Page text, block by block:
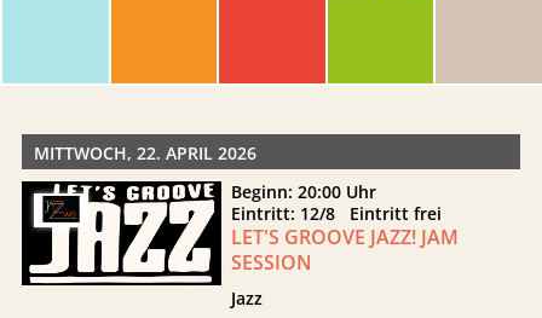
MITTWOCH, 22. APRIL 2026
Beginn: 20:00 Uhr
Eintritt: 12/8 Eintritt frei
LET'S GROOVE JAZZ! JAM
SESSION
Jazz